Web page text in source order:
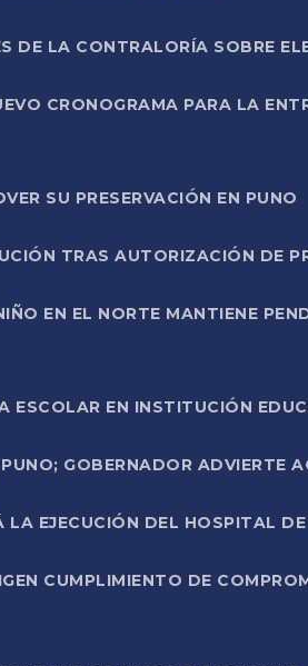
DE LA CONTRALORÍA SOBRE
CRONOGRAMA PARA LA
SU PRESERVACIÓN EN PUNO
TRAS AUTORIZACIÓN DE
EN EL NORTE MANTIENE
ESCOLAR EN INSTITUCIÓN
GOBERNADOR ADVIERTE
EJECUCIÓN DEL HOSPITAL
CUMPLIMIENTO DE